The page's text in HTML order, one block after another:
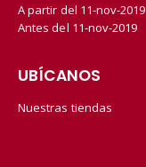
A partir del 11-nov-2019
Antes del 11-nov-2019
UBÍCANOS
Nuestras tiendas